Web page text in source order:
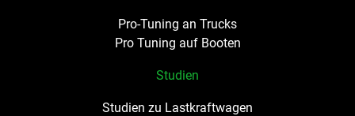
Pro-Tuning an Trucks
Pro Tuning auf Booten
Studien
Studien zu Lastkraftwagen